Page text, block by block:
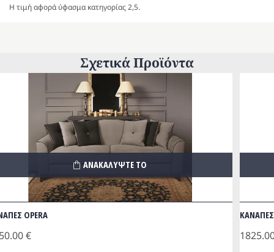
Η τιμή αφορά ύφασμα κατηγορίας 2,5.
Σχετικά Προϊόντα
OPERA
€
ΑΝΑΚΑΛΥΨΤΕ ΤΟ
ΚΑΝΑΠΕΣ